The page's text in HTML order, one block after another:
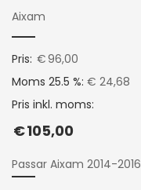
Aixam
Pris: €96,00
Moms 25.5 %: € 24,68
Pris inkl. moms:
€105,00
Passar Aixam 2014-2016